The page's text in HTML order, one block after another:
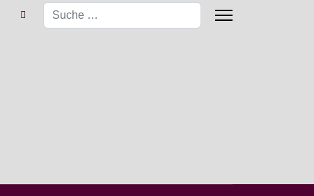
Suchen